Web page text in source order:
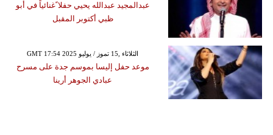
عبدالمجيد عبدالله يحيي حفلا ًغنائياً في أبو
ظبي أكتوبر المقبل
GMT 17:54 2025 الثلاثاء ,15 تموز / يوليو
موعد حفل إليسا بموسم جدة على مسرح
عبادي الجوهر أرينا